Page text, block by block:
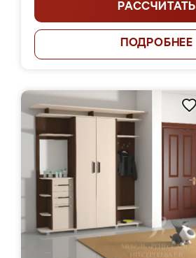
РАССЧИТАТЬ
ПОДРОБНЕЕ